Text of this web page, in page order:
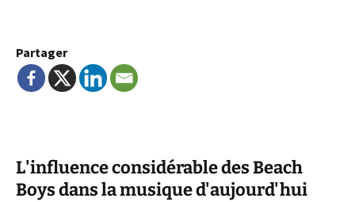
Partager
L'influence considérable des Beach
Boys dans la musique d'aujourd'hui